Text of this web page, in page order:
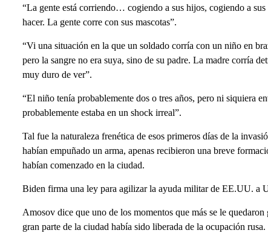
“La gente está corriendo… cogiendo a sus hijos, cogiendo a
hacer. La gente corre con sus mascotas”.
“Vi una situación en la que un soldado corría con un niño en
pero la sangre no era suya, sino de su padre. La madre corría
muy duro de ver”.
“El niño tenía probablemente dos o tres años, pero ni siquiera
probablemente estaba en un shock irreal”.
Tal fue la naturaleza frenética de esos primeros días de la
habían empuñado un arma, apenas recibieron una breve
habían comenzado en la ciudad.
Biden firma una ley para agilizar la ayuda militar de EE.UU. a
Amosov dice que uno de los momentos que más se le
gran parte de la ciudad había sido liberada de la ocupación rusa.